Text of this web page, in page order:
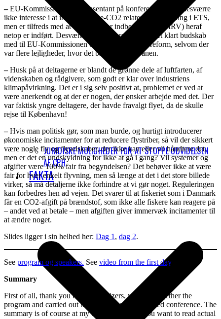
JURIDISKE MULIGHEDER FOR AT STOPPE UDVIDELSEN
AF CPH
FAKTA
–EU-Kommissionens repræsentant på konferencen viste desværre
ikke interesse i at inkludere ikke-CO2 relateret opvarmning i ETS,
men er tilfreds med at et system for indberetninger (MRV) heraf
netop er indført. Desværre gav konferencen ikke et klart budskab
med til EU-Kommissionen om dette med ETS-reform, selvom der
var flere lejligheder, hvor det blev bragt på banen.
–Husk på at deltagerne er blandt de grønne dele af luftfarten, af
videnskaben og rådgivere, som godt er klar over industriens
klimapåvirkning. Det er i sig selv positivt at, problemet er ved at
være anerkendt og at der er nogen, der ønsker arbejde med det. Der
var faktisk yngre deltagere, der havde fravalgt flyet, da de skulle
rejse til København!
–Hvis man politisk gør, som man burde, og hurtigt introducerer
økonomiske incitamenter for at reducere flystriber, så vil der sikkert
være nogle fly og flyselskaber, der ikke kan eller vil håndtere det,
men er det en undskyldning for ikke at gå i gang? Vil systemer og
afgifter være 100% fair fra begyndelsen? Det behøver ikke at være
fair for hver enkelt flyvning, men så længe at det i det store billede
virker, så må detaljerne ikke forhindre at vi gør noget. Reguleringen
kan forbedres hen ad vejen. Det svarer til at fiskeriet som i Danmark
får en CO2-afgift på brændstof, som ikke alle fiskere kan reagere på
– andet ved at betale – men afgiften giver immervæk incitamenter til
at ændre noget.
Slides ligger i sin helhed her: Dag 1 , dag 2.
See program og speakers. See video from the first day.
Summary
First of all, thank you to the organizers, who put together the
program and carried out this somewhat complicated conference. The
summary is of course at my own expense. If you want to read actual